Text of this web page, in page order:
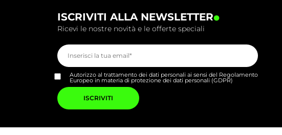
ISCRIVITI ALLA NEWSLETTER.
Ricevi le nostre novità e le offerte speciali
Autorizzo al trattamento dei dati personali ai sensi del Regolamento
Europeo in materia di protezione dei dati personali (GDPR)
Si
prega
di
lasciare
questo